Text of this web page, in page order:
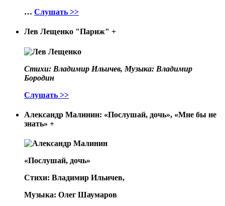
… Слушать >>
Лев Лещенко "Париж" +
Стихи: Владимир Ильичев, Музыка: Владимир
Бородин
Слушать >>
Александр Малинин: «Послушай, дочь», «Мне бы не
знать» +
«Послушай, дочь»
Стихи: Владимир Ильичев,
Музыка: Олег Шаумаров